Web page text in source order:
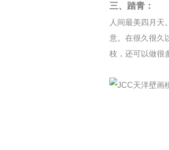
三、踏青：
人间最美四月天
意。在很久很久
枝，还可以做很